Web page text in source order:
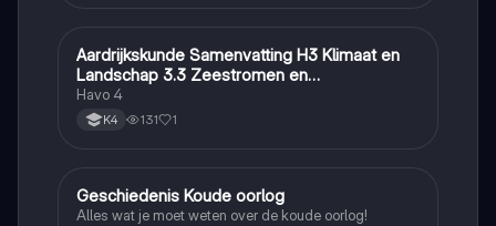
Aardrijkskunde
Aardrijkskunde Samenvatting H3 Klimaat en
Landschap 3.3 Zeestromen en
Klimaatgebieden • BuiteNLand
Havo 4
K4 131 1
Geschiedenis
Geschiedenis Koude oorlog
Alles wat je moet weten over de koude oorlog!